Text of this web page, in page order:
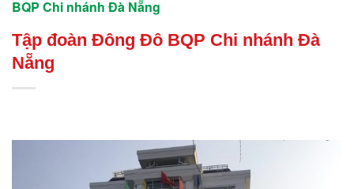
BQP Chi nhánh Đà Nẵng
Tập đoàn Đông Đô BQP Chi nhánh Đà
Nẵng